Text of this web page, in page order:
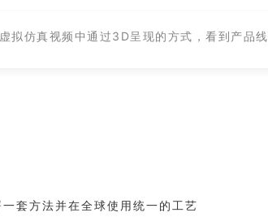
拟仿真视频中通过3D呈现的方式，看到产品
一套方法并在全球使用统一的工艺